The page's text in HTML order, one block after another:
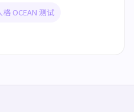
格 OCEAN 测试